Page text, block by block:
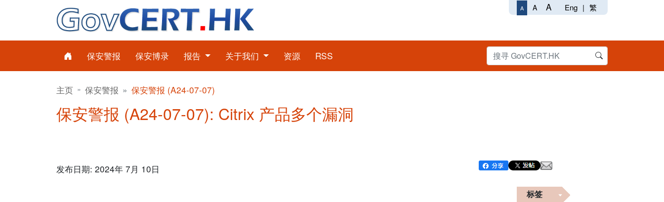
A A A Eng | 繁
保安警报 保安博录 报告 关于我们 资源 RSS
主页 保安警报 保安警报 (A24-07-07)
保安警报 (A24-07-07): Citrix 产品多个漏洞
发布日期: 2024年 7月 10日
标签